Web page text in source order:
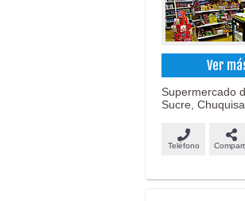
Ver
Supermercado
Sucre,
Teléfono